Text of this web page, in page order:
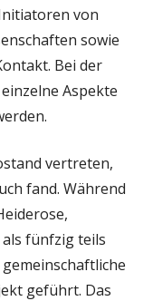
von
sowie
Bei der
Aspekte
vertreten,
fand. Während
fünfzig teils
geführt. Das